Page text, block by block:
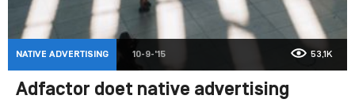
NATIVE ADVERTISING 10-9-'15 53,1K
Adfactor doet native advertising